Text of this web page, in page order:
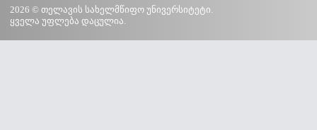
2026 © თელავის სახელმწიფო უნივერსიტეტი.
ყველა უფლება დაცულია.